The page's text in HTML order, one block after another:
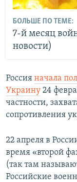
БОЛЬШЕ ПО ТЕМЕ:
7-й месяц
новости)
Россия начала
Украину 24
частности,
сопротивления
22 апреля в
время «второй
(так там
Российские